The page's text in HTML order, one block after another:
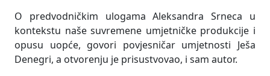
O predvodničkim ulogama Aleksandra Srneca u
kontekstu naše suvremene umjetničke produkcije i
opusu uopće, govori povjesničar umjetnosti Ješa
Denegri, a otvorenju je prisustvovao, i sam autor.